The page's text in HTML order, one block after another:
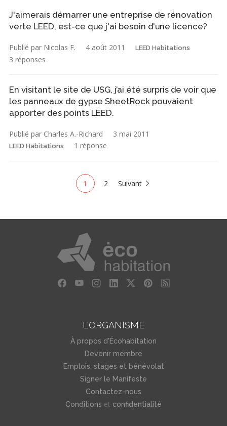
J'aimerais démarrer une entreprise de rénovation
verte LEED, est-ce que j'ai besoin d'une licence?
Publié par Nicolas F. 4 août 2011 LEED Habitations
3 réponses
En visitant le site de USG, j’ai été surpris de voir que
les panneaux de gypse SheetRock pouvaient
apporter des points LEED.
Publié par Charles A.-Richard 3 mai 2011
LEED Habitations 1 réponse
1 2 Suivant
L'ORGANISME
À propos d'Écohabitation
Devenir membre
Emplois, stages et bénévolat
Signer le Manifeste
Contactez-nous
Conditions et confidentialité